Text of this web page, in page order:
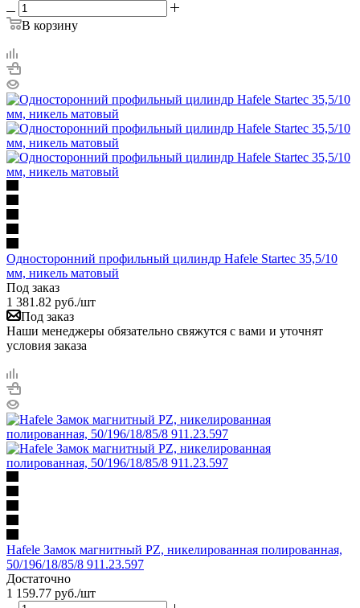
В корзину
Односторонний профильный цилиндр Hafele Startec 35,5/10
мм, никель матовый
Под заказ
1 381.82 руб./шт
Под заказ
Наши менеджеры обязательно свяжутся с вами и уточнят
условия заказа
Hafele Замок магнитный PZ, никелированная полированная,
50/196/18/85/8 911.23.597
Достаточно
1 159.77 руб./шт